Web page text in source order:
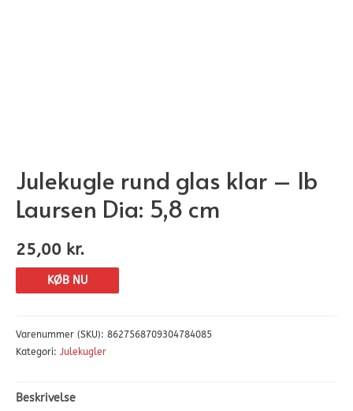
Julekugle rund glas klar – Ib
Laursen Dia: 5,8 cm
25,00 kr.
KØB NU
Varenummer (SKU): 8627568709304784085
Kategori: Julekugler
Beskrivelse